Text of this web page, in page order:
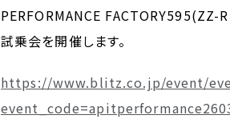
PERFORMANCE FACTORY595(ZZ-
試乗会を開催します。
https://www.blitz.co.jp/event/